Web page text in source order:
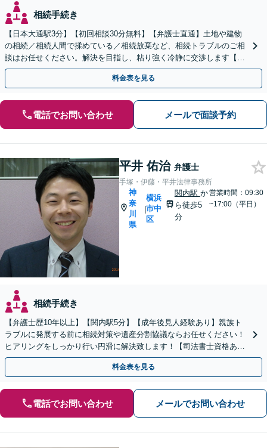
相続手続き
【日本大通駅3分】【初回相談30分無料】【弁護士直通】土地や建物
の相続／相続人間で揉めている／相続放棄など、相続トラブルのご相
談はお任せください。解決を目指し、粘り強く冷静に交渉します【当
日・夜間・土日相談可】遺言書作成もお任せください
料金表を見る
電話でお問い合わせ メールで面談予約
平井 佑治 弁護士
手塚・伊藤・平井法律事務所
神
奈
川
県
|
横浜
市中
区
関内駅 か
ら徒歩5
分
営業時間：09:30
~17:00（平日）
相続手続き
【弁護士歴10年以上】【関内駅5分】【成年後見人経験あり】親族ト
ラブルに発展する前に相続対策や遺産分割協議ならお任せください！
ヒアリングをしっかり行い円滑に解決致します！【司法書士資格あ
り】【子連れ相談可】【夜間/休日対応可】
料金表を見る
電話でお問い合わせ メールでお問い合わせ